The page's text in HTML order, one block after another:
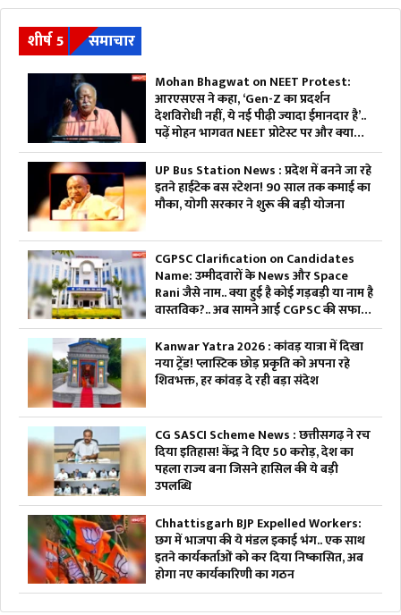
शीर्ष 5 समाचार
Mohan Bhagwat on NEET Protest:
आरएसएस ने कहा, ‘Gen-Z का प्रदर्शन
देशविरोधी नहीं, ये नई पीढ़ी ज्यादा ईमानदार है’..
पढ़ें मोहन भागवत NEET प्रोटेस्ट पर और क्या
कहा
UP Bus Station News : प्रदेश में बनने जा रहे
इतने हाईटेक बस स्टेशन! 90 साल तक कमाई का
मौका, योगी सरकार ने शुरू की बड़ी योजना
CGPSC Clarification on Candidates
Name: उम्मीदवारों के News और Space
Rani जैसे नाम.. क्या हुई है कोई गड़बड़ी या नाम है
वास्तविक?.. अब सामने आई CGPSC की सफाई,
पढ़ें
Kanwar Yatra 2026 : कांवड़ यात्रा में दिखा
नया ट्रेंड! प्लास्टिक छोड़ प्रकृति को अपना रहे
शिवभक्त, हर कांवड़ दे रही बड़ा संदेश
CG SASCI Scheme News : छत्तीसगढ़ ने रच
दिया इतिहास! केंद्र ने दिए 50 करोड़, देश का
पहला राज्य बना जिसने हासिल की ये बड़ी
उपलब्धि
Chhattisgarh BJP Expelled Workers:
छग में भाजपा की ये मंडल इकाई भंग.. एक साथ
इतने कार्यकर्ताओं को कर दिया निष्कासित, अब
होगा नए कार्यकारिणी का गठन